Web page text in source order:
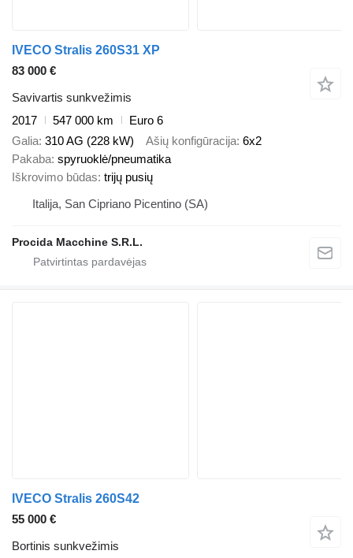
IVECO Stralis 260S31 XP
83 000 €
Savivartis sunkvežimis
2017
547 000 km
Euro 6
Galia 310 AG (228 kW) Ašių konfigūracija 6x2
Pakaba spyruoklė/pneumatika
Iškrovimo būdas trijų pusių
Italija, San Cipriano Picentino (SA)
Procida Macchine S.R.L.
IVECO Stralis 260S42
55 000 €
Bortinis sunkvežimis